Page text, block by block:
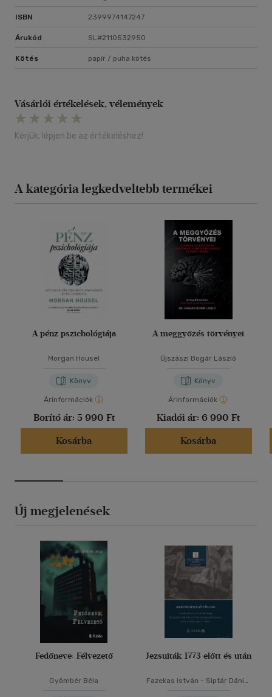
ISBN 2399974147247
Árukód SL#2110532950
Kötés papír / puha kötés
Vásárlói értékelések, vélemények
Kérjük, lépjen be az értékeléshez!
A kategória legkedveltebb termékei
A pénz pszichológiája
Morgan Housel
Könyv
Árinformációk
Borító ár: 5 990 Ft
Kosárba
A meggyőzés törvényei
Újszászi Bogár László
Könyv
Árinformációk
Kiadói ár: 6 990 Ft
Kosárba
Új megjelenések
Fedőneve: Félvezető
Gyömbér Béla
Jezsuiták 1773 előtt és után
Fazekas István - Siptár Dániel